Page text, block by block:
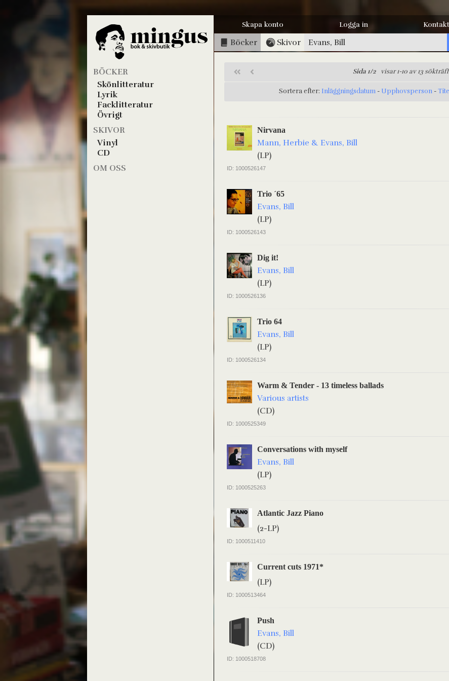
BÖCKER
Skönlitteratur
Lyrik
Facklitteratur
Övrigt
SKIVOR
Vinyl
CD
OM OSS
Skapa konto Logga in
Böcker Skivor
Sida 1/2visar 1-10 av 13
Sortera efter: Inläggningsdatum - Upphovsperson -
Nirvana
Mann, Herbie & Evans, Bill
(LP)
ID: 1000526147
Trio ´65
Evans, Bill
(LP)
ID: 1000526143
Dig it!
Evans, Bill
(LP)
ID: 1000526136
Trio 64
Evans, Bill
(LP)
ID: 1000526134
Warm & Tender - 13 timeless ballads
Various artists
(CD)
ID: 1000525349
Conversations with myself
Evans, Bill
(LP)
ID: 1000525263
Atlantic Jazz Piano
(2-LP)
ID: 1000511410
Current cuts 1971*
(LP)
ID: 1000513464
Push
Evans, Bill
(CD)
ID: 1000518708